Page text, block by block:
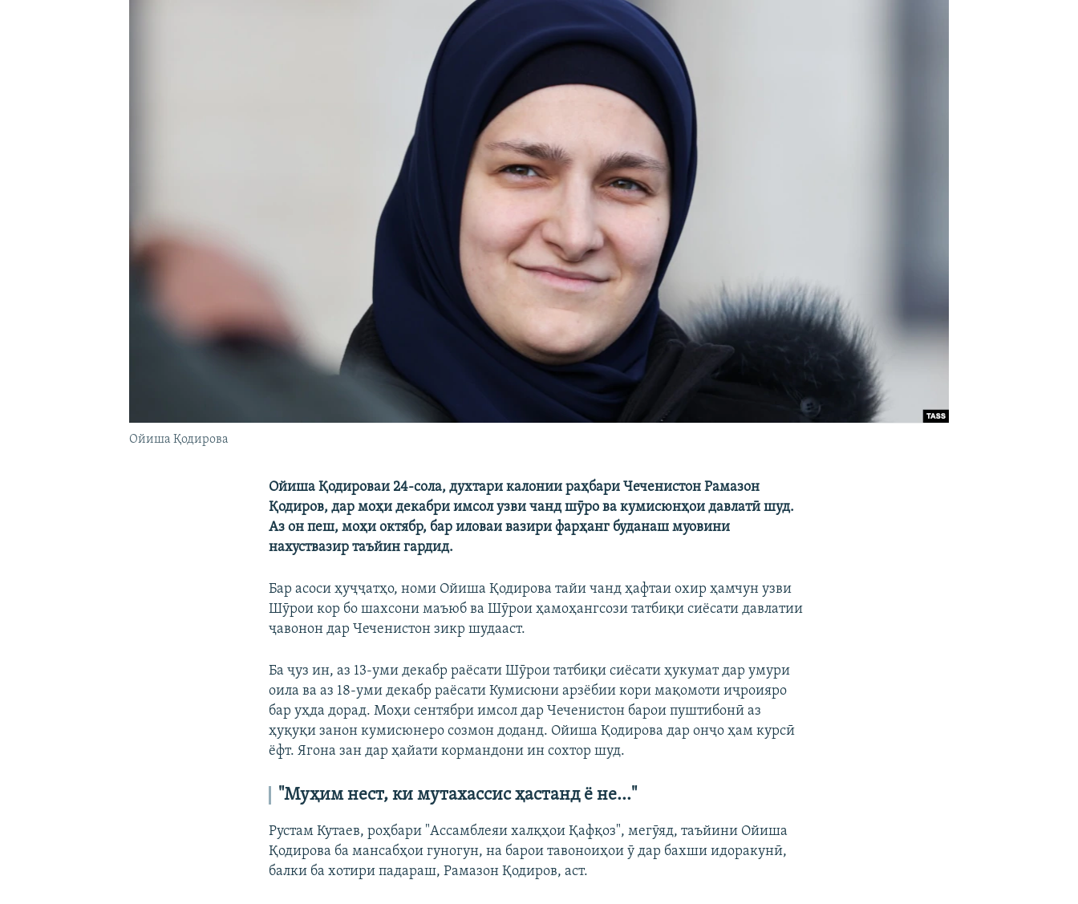
Ойиша Қодирова
Ойиша Қодироваи 24-сола, духтари калонии раҳбари Чеченистон Рамазон
Қодиров, дар моҳи декабри имсол узви чанд шӯро ва кумисюнҳои давлатӣ шуд.
Аз он пеш, моҳи октябр, бар иловаи вазири фарҳанг буданаш муовини
нахуствазир таъйин гардид.
Бар асоси ҳуҷҷатҳо, номи Ойиша Қодирова тайи чанд ҳафтаи охир ҳамчун узви
Шӯрои кор бо шахсони маъюб ва Шӯрои ҳамоҳангсози татбиқи сиёсати давлатии
ҷавонон дар Чеченистон зикр шудааст.
Ба ҷуз ин, аз 13-уми декабр раёсати Шӯрои татбиқи сиёсати ҳукумат дар умури
оила ва аз 18-уми декабр раёсати Кумисюни арзёбии кори мақомоти иҷроияро
бар уҳда дорад. Моҳи сентябри имсол дар Чеченистон барои пуштибонӣ аз
ҳуқуқи занон кумисюнеро созмон доданд. Ойиша Қодирова дар онҷо ҳам курсӣ
ёфт. Ягона зан дар ҳайати кормандони ин сохтор шуд.
"Муҳим нест, ки мутахассис ҳастанд ё не..."
Рустам Кутаев, роҳбари "Ассамблеяи халқҳои Қафқоз", мегӯяд, таъйини Ойиша
Қодирова ба мансабҳои гуногун, на барои тавоноиҳои ӯ дар бахши идоракунӣ,
балки ба хотири падараш, Рамазон Қодиров, аст.